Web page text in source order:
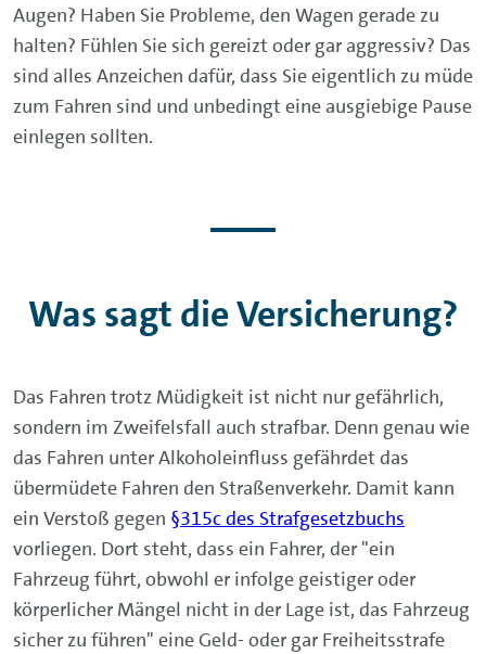
Augen? Haben Sie Probleme, den Wagen gerade zu
halten? Fühlen Sie sich gereizt oder gar aggressiv? Das
sind alles Anzeichen dafür, dass Sie eigentlich zu müde
zum Fahren sind und unbedingt eine ausgiebige Pause
einlegen sollten.
Was sagt die Versicherung?
Das Fahren trotz Müdigkeit ist nicht nur gefährlich,
sondern im Zweifelsfall auch strafbar. Denn genau wie
das Fahren unter Alkoholeinfluss gefährdet das
übermüdete Fahren den Straßenverkehr. Damit kann
ein Verstoß gegen §315c des Strafgesetzbuchs
vorliegen. Dort steht, dass ein Fahrer, der "ein
Fahrzeug führt, obwohl er infolge geistiger oder
körperlicher Mängel nicht in der Lage ist, das Fahrzeug
­sicher zu führen" eine Geld- oder gar Freiheitsstrafe